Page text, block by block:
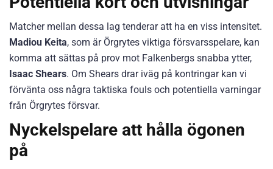
Matcher mellan dessa lag tenderar att ha en viss intensitet.
Madiou Keita, som är Örgrytes viktiga försvarsspelare, kan
komma att sättas på prov mot Falkenbergs snabba ytter,
Isaac Shears. Om Shears drar iväg på kontringar kan vi
förvänta oss några taktiska fouls och potentiella varningar
från Örgrytes försvar.
Nyckelspelare att hålla ögonen
på